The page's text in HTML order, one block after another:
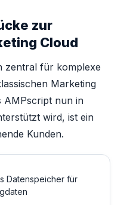
zur
Cloud
zentral für komplexe
Marketing
AMPscript nun in
wird, ist ein
Kunden.
Datenspeicher für